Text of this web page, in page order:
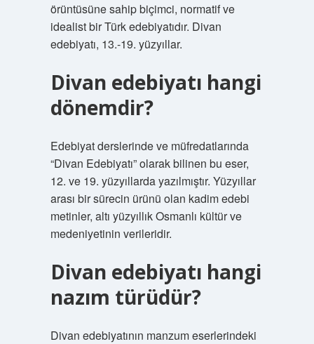
örüntüsüne sahip biçimci, normatif ve
idealist bir Türk edebiyatıdır. Divan
edebiyatı, 13.-19. yüzyıllar.
Divan edebiyatı hangi
dönemdir?
Edebiyat derslerinde ve müfredatlarında
“Divan Edebiyatı” olarak bilinen bu eser,
12. ve 19. yüzyıllarda yazılmıştır. Yüzyıllar
arası bir sürecin ürünü olan kadim edebi
metinler, altı yüzyıllık Osmanlı kültür ve
medeniyetinin verileridir.
Divan edebiyatı hangi
nazım türüdür?
Divan edebiyatının manzum eserlerindeki